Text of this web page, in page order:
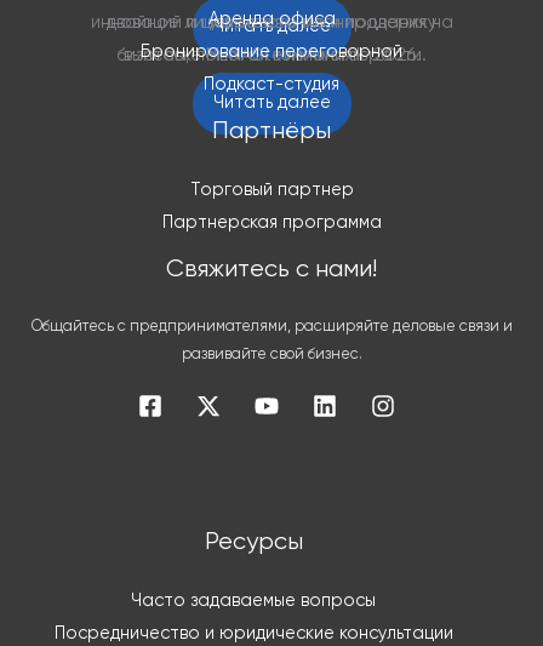
Читать далее
инноваций и цифрового планирования на
выставке MENAStevieAwards 2026.
Читать далее
двойное лицензирование и поддержку
бизнеса, помогая компаниям расти.
Читать далее
Аренда офиса
Бронирование переговорной
Подкаст-студия
Партнёры
Торговый партнер
Партнерская программа
Свяжитесь с нами!
Общайтесь с предпринимателями, расширяйте деловые связи и
развивайте свой бизнес.
Ресурсы
Часто задаваемые вопросы
Посредничество и юридические консультации